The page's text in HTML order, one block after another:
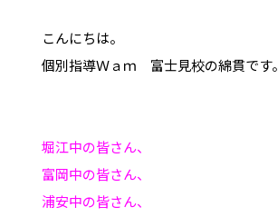
こんにちは。
個別指導Ｗａｍ 富士見校の綿貫です。
堀江中の皆さん、
富岡中の皆さん、
浦安中の皆さん、